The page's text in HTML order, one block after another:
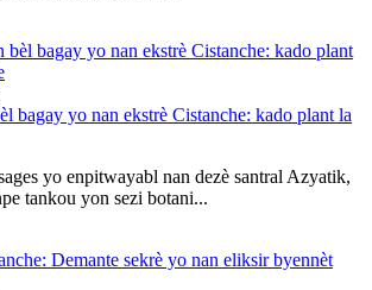
bagay yo nan ekstrè Cistanche: kado plant la
yo enpitwayabl nan dezè santral Azyatik,
tankou yon sezi botani...